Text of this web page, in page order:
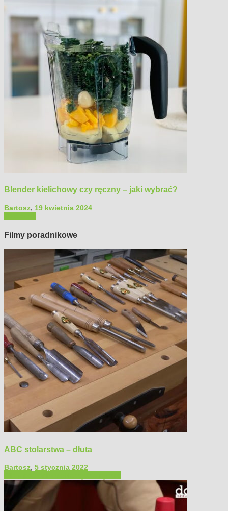
Blender kielichowy czy ręczny – jaki wybrać?
Bartosz, 19 kwietnia 2024
Filmy poradnikowe
ABC stolarstwa – dłuta
Bartosz, 5 stycznia 2022